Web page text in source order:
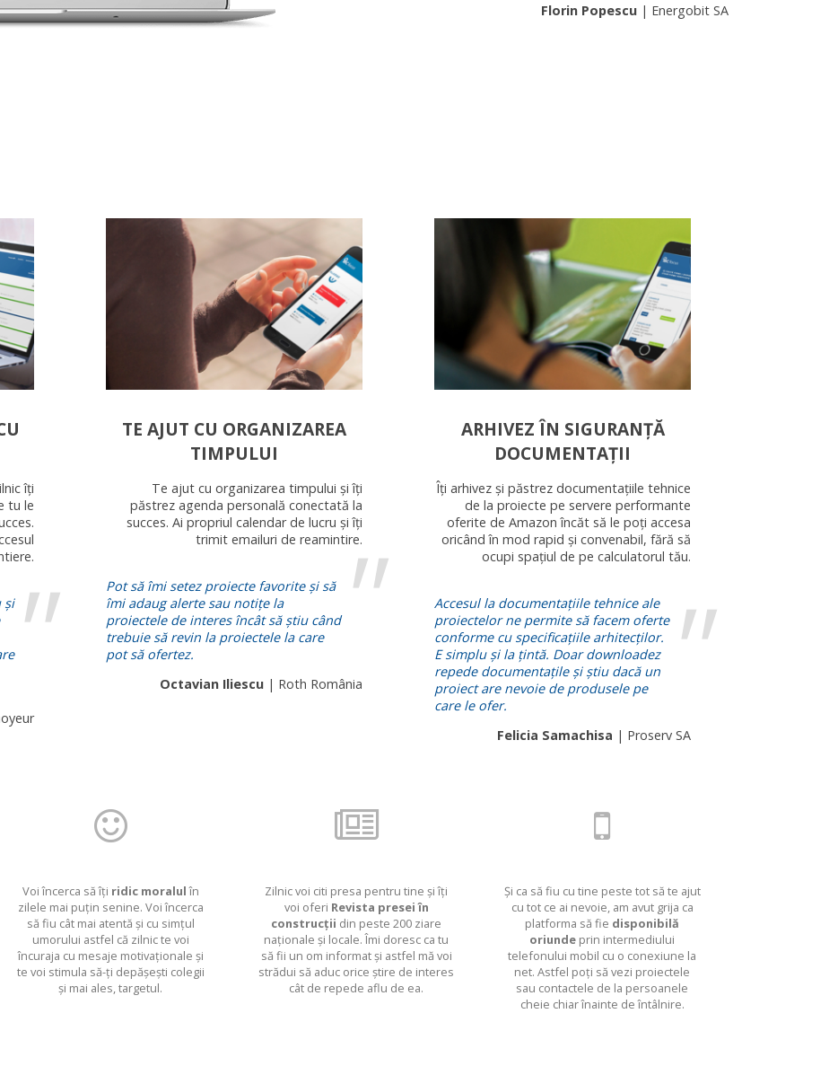
Florin Popescu | Energobit SA
îți
tu le
și
TE AJUT CU ORGANIZAREA
TIMPULUI
Te ajut cu organizarea timpului și îți
păstrez agenda personală conectată la
succes. Ai propriul calendar de lucru și îți
trimit emailuri de reamintire.
Pot să îmi setez proiecte favorite și să
îmi adaug alerte sau notițe la
proiectele de interes încât să știu când
trebuie să revin la proiectele la care
pot să ofertez.
Octavian Iliescu | Roth România
ARHIVEZ ÎN SIGURANȚĂ
DOCUMENTAȚII
Îți arhivez și păstrez documentațiile tehnice
de la proiecte pe servere performante
oferite de Amazon încăt să le poți accesa
oricând în mod rapid și convenabil, fără să
ocupi spațiul de pe calculatorul tău.
Accesul la documentațiile tehnice ale
proiectelor ne permite să facem oferte
conforme cu specificațiile arhitecților.
E simplu și la țintă. Doar downloadez
repede documentațile și știu dacă un
proiect are nevoie de produsele pe
care le ofer.
Felicia Samachisa | Proserv SA
Voi încerca să îți ridic moralulîn
zilele mai puțin senine. Voi încerca
să fiu cât mai atentă și cu simțul
umorului astfel că zilnic te voi
încuraja cu mesaje motivaționale și
te voi stimula să-ți depășești colegii
și mai ales, targetul.
Zilnic voi citi presa pentru tine și îți
voi oferi Revista presei în
construcții din peste 200 ziare
naționale și locale. Îmi doresc ca tu
să fii un om informat și astfel mă voi
strădui să aduc orice știre de interes
cât de repede aflu de ea.
Și ca să fiu cu tine peste tot să te ajut
cu tot ce ai nevoie, am avut grija ca
platforma să fie disponibilă
oriunde prin intermediului
telefonului mobil cu o conexiune la
net. Astfel poți să vezi proiectele
sau contactele de la persoanele
cheie chiar înainte de întâlnire.